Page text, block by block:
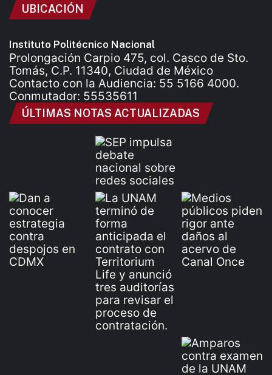
UBICACIÓN
Instituto Politécnico Nacional
Prolongación Carpio 475, col. Casco de Sto.
Tomás, C.P. 11340, Ciudad de México
Contacto con la Audiencia: 55 5166 4000.
Conmutador: 55535611
ÚLTIMAS NOTAS ACTUALIZADAS